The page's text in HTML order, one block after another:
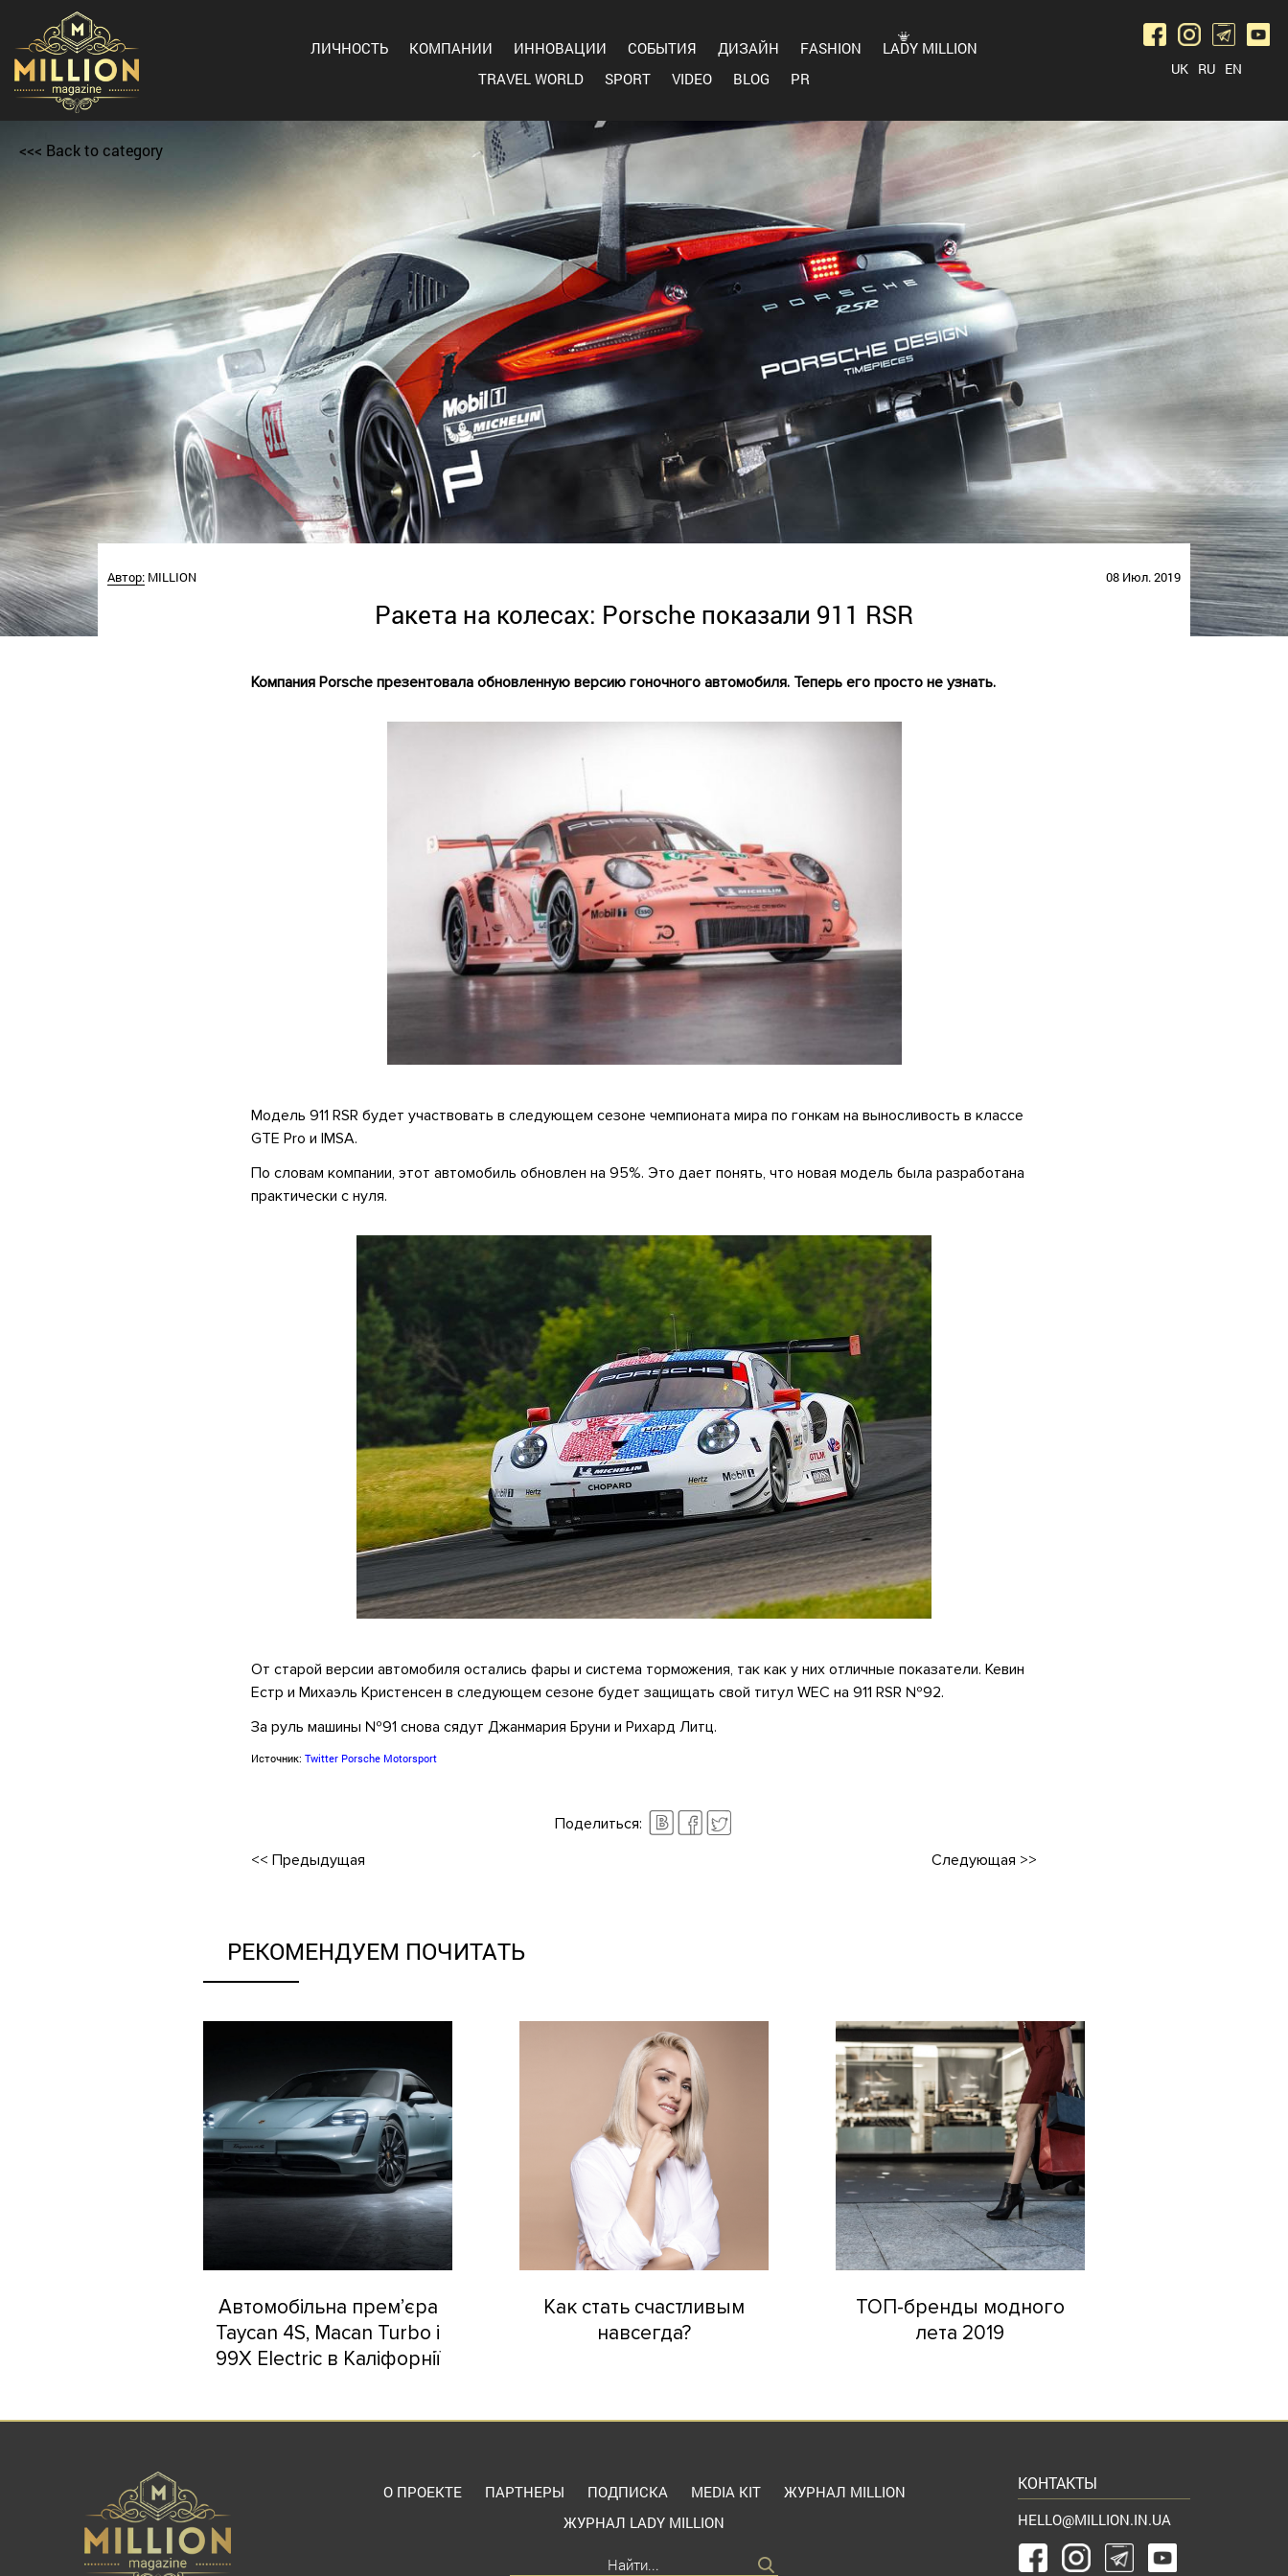
ЛИЧНОСТЬ КОМПАНИИ ИННОВАЦИИ СОБЫТИЯ ДИЗАЙН FASHION
LADY MILLION
TRAVEL WORLD
SPORT VIDEO BLOG PR
UK RU EN
<<< Back to category
Автор: MILLION 08 Июл. 2019
Ракета на колесах: Porsche показали 911 RSR
Компания Porsche презентовала обновленную версию гоночного автомобиля. Теперь его просто не узнать.
Модель 911 RSR будет участвовать в следующем сезоне чемпионата мира по гонкам на выносливость в классе
GTE Pro и IMSA.
По словам компании, этот автомобиль обновлен на 95%. Это дает понять, что новая модель была разработана
практически с нуля.
От старой версии автомобиля остались фары и система торможения, так как у них отличные показатели. Кевин
Естр и Михаэль Кристенсен в следующем сезоне будет защищать свой титул WEC на 911 RSR №92.
За руль машины №91 снова сядут Джанмария Бруни и Рихард Литц.
Источник: Twitter Porsche Motorsport
Поделиться:
<< Предыдущая Следующая >>
РЕКОМЕНДУЕМ ПОЧИТАТЬ
Автомобільна прем’єра
Taycan 4S, Macan Turbo і
99X Electric в Каліфорнії
Как стать счастливым
навсегда?
ТОП-бренды модного
лета 2019
О ПРОЕКТЕ ПАРТНЕРЫ ПОДПИСКА MEDIA KIT
ЖУРНАЛ MILLION
ЖУРНАЛ LADY MILLION
КОНТАКТЫ
HELLO@MILLION.IN.UA